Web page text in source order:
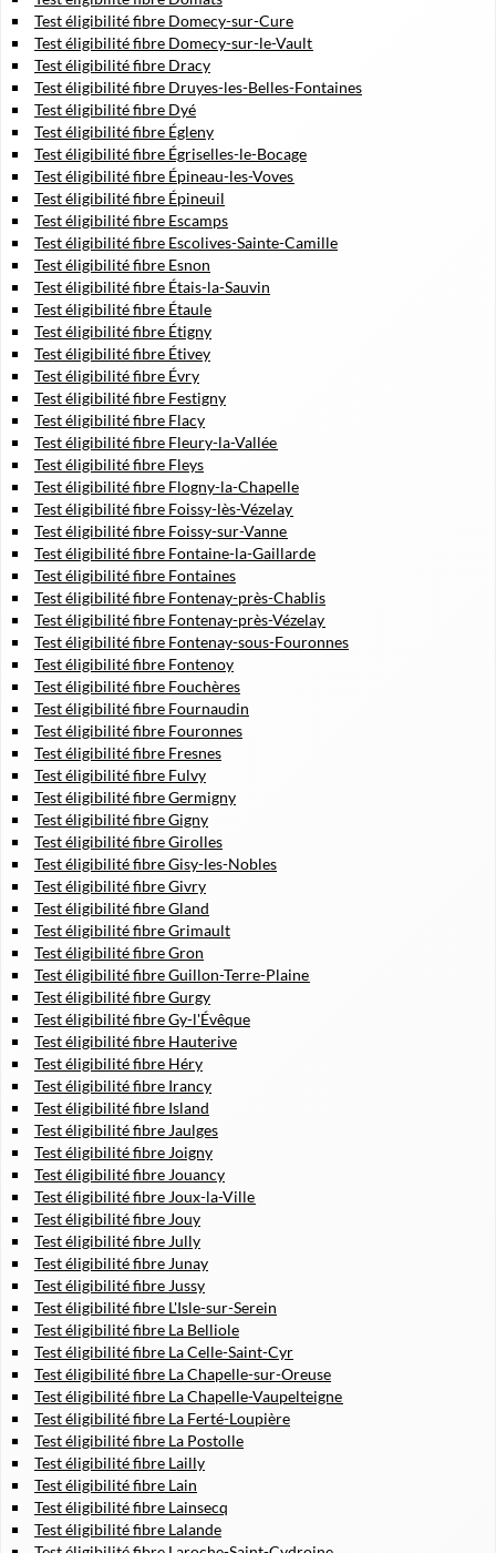
Test éligibilité fibre Domecy-sur-Cure
Test éligibilité fibre Domecy-sur-le-Vault
Test éligibilité fibre Dracy
Test éligibilité fibre Druyes-les-Belles-Fontaines
Test éligibilité fibre Dyé
Test éligibilité fibre Égleny
Test éligibilité fibre Égriselles-le-Bocage
Test éligibilité fibre Épineau-les-Voves
Test éligibilité fibre Épineuil
Test éligibilité fibre Escamps
Test éligibilité fibre Escolives-Sainte-Camille
Test éligibilité fibre Esnon
Test éligibilité fibre Étais-la-Sauvin
Test éligibilité fibre Étaule
Test éligibilité fibre Étigny
Test éligibilité fibre Étivey
Test éligibilité fibre Évry
Test éligibilité fibre Festigny
Test éligibilité fibre Flacy
Test éligibilité fibre Fleury-la-Vallée
Test éligibilité fibre Fleys
Test éligibilité fibre Flogny-la-Chapelle
Test éligibilité fibre Foissy-lès-Vézelay
Test éligibilité fibre Foissy-sur-Vanne
Test éligibilité fibre Fontaine-la-Gaillarde
Test éligibilité fibre Fontaines
Test éligibilité fibre Fontenay-près-Chablis
Test éligibilité fibre Fontenay-près-Vézelay
Test éligibilité fibre Fontenay-sous-Fouronnes
Test éligibilité fibre Fontenoy
Test éligibilité fibre Fouchères
Test éligibilité fibre Fournaudin
Test éligibilité fibre Fouronnes
Test éligibilité fibre Fresnes
Test éligibilité fibre Fulvy
Test éligibilité fibre Germigny
Test éligibilité fibre Gigny
Test éligibilité fibre Girolles
Test éligibilité fibre Gisy-les-Nobles
Test éligibilité fibre Givry
Test éligibilité fibre Gland
Test éligibilité fibre Grimault
Test éligibilité fibre Gron
Test éligibilité fibre Guillon-Terre-Plaine
Test éligibilité fibre Gurgy
Test éligibilité fibre Gy-l'Évêque
Test éligibilité fibre Hauterive
Test éligibilité fibre Héry
Test éligibilité fibre Irancy
Test éligibilité fibre Island
Test éligibilité fibre Jaulges
Test éligibilité fibre Joigny
Test éligibilité fibre Jouancy
Test éligibilité fibre Joux-la-Ville
Test éligibilité fibre Jouy
Test éligibilité fibre Jully
Test éligibilité fibre Junay
Test éligibilité fibre Jussy
Test éligibilité fibre L'Isle-sur-Serein
Test éligibilité fibre La Belliole
Test éligibilité fibre La Celle-Saint-Cyr
Test éligibilité fibre La Chapelle-sur-Oreuse
Test éligibilité fibre La Chapelle-Vaupelteigne
Test éligibilité fibre La Ferté-Loupière
Test éligibilité fibre La Postolle
Test éligibilité fibre Lailly
Test éligibilité fibre Lain
Test éligibilité fibre Lainsecq
Test éligibilité fibre Lalande